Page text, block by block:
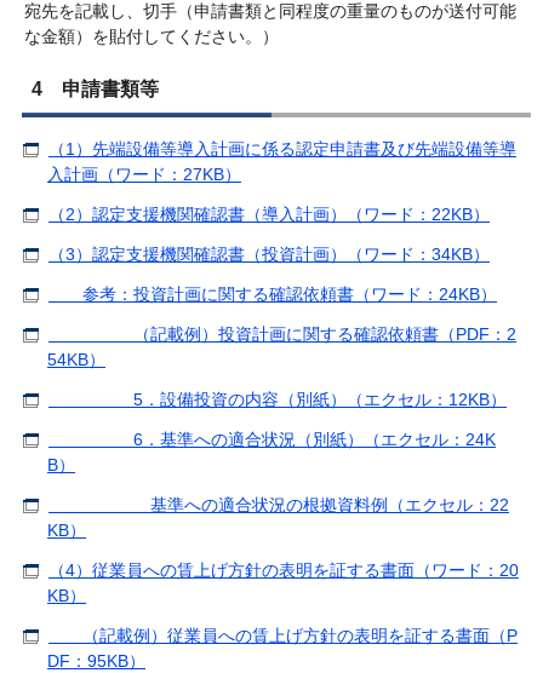
宛先を記載し、切手（申請書類と同程度の重量のものが送付可能
な金額）を貼付してください。）
4 申請書類等
（1）先端設備等導入計画に係る認定申請書及び先端設備等導
入計画（ワード：27KB）
（2）認定支援機関確認書（導入計画）（ワード：22KB）
（3）認定支援機関確認書（投資計画）（ワード：34KB）
参考：投資計画に関する確認依頼書（ワード：24KB）
（記載例）投資計画に関する確認依頼書（PDF：2
54KB）
5．設備投資の内容（別紙）（エクセル：12KB）
6．基準への適合状況（別紙）（エクセル：24K
B）
基準への適合状況の根拠資料例（エクセル：22
KB）
（4）従業員への賃上げ方針の表明を証する書面（ワード：20
KB）
（記載例）従業員への賃上げ方針の表明を証する書面（P
DF：95KB）